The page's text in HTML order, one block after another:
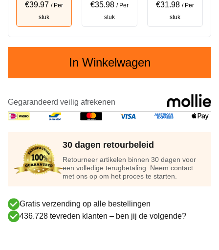
€39.97 / Per
stuk
€35.98 / Per
stuk
€31.98 / Per
stuk
In Winkelwagen
Gegarandeerd veilig afrekenen
30 dagen retourbeleid
Retourneer artikelen binnen 30 dagen voor
een volledige terugbetaling. Neem contact
met ons op om het proces te starten.
Gratis verzending op alle bestellingen
436.728 tevreden klanten – ben jij de volgende?